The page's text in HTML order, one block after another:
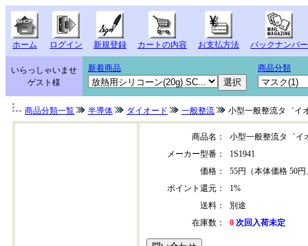
ホーム ログイン 新規登録 カートの内容 お支払方法 バックナンバー
いらっしゃいませ
ゲスト様
新着商品 商品分類
商品分類一覧 半導体 ダイオード 一般整流 小型一般整流タ゛イ
商品名：
小型一般整流タ゛イ
メーカー型番：
1S1941
価格：
55円（本体価格 50
ポイント還元：
1%
送料：
別途
在庫数：
0 次回入荷未定